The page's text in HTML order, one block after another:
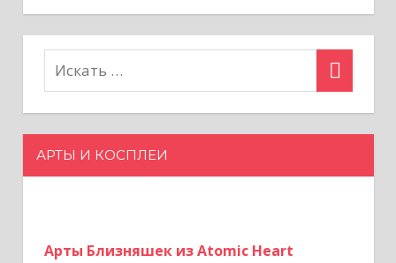
з
и
с
АРТЫ И КОСПЛЕИ
Арты Близняшек из Atomic Heart